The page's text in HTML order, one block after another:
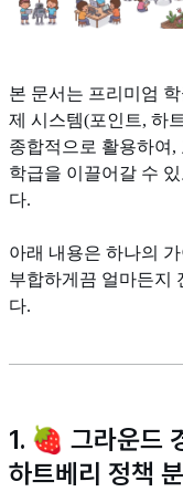
본 문서는 프리미엄
제 시스템(포인트, 하
종합적으로 활용하여,
학급을 이끌어갈 수
다.
아래 내용은 하나의
부합하게끔 얼마든지
다.
1. 🍓 그라운드
하트베리 정책